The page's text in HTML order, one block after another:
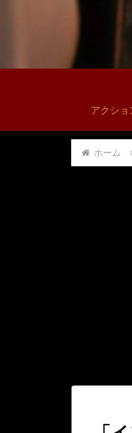
アクショ
ホーム